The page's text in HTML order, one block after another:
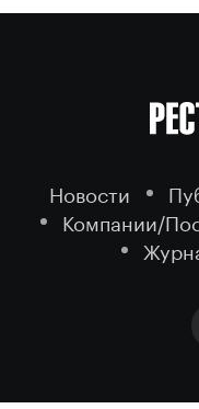
Новости
Компании/